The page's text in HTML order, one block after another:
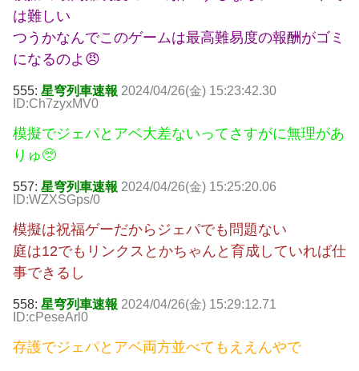
は難しい
つうかなんでこのゲームは最高難易度の報酬がゴミ
になるのよ😠
555: 星穹列車速報 2024/04/26(金) 15:23:42.30
ID:Ch7zyxMV0
模擬でジェパとアベ大差ないってさすがに無理があ
りゅ🥺
557: 星穹列車速報 2024/04/26(金) 15:25:20.06
ID:WZXSGps/0
模擬は祝福ゲーだからジェパでも問題ない
庭は12でもリンクスとかちゃんと育成していれば仕
事できるし
558: 星穹列車速報 2024/04/26(金) 15:29:12.71
ID:cPeseArl0
存護でジェパとアベ両方並べてもええんやで